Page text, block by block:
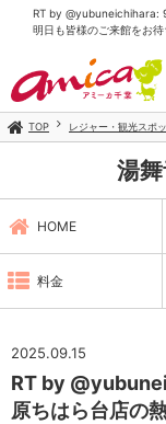
RT by @yubuneichihara:
明日も皆様のご来館をお
TOP レジャー・観光スポ
湯
HOME
料金
2025.09.15
RT by
原ちはら台店の